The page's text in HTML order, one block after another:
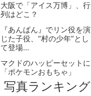
大阪で「アイス万博」、行
列はどこ？
『あんぱん』でリン役を演
じた子役、“村の少年”とし
て登場…
マクドのハッピーセットに
「ポケモンおもちゃ」
写真ランキング